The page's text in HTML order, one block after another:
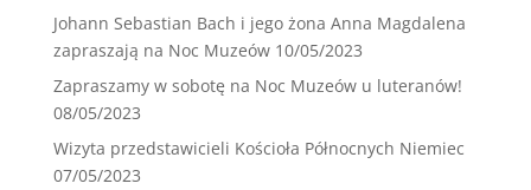
Johann Sebastian Bach i jego żona Anna Magdalena
zapraszają na Noc Muzeów 10/05/2023
Zapraszamy w sobotę na Noc Muzeów u luteranów!
08/05/2023
Wizyta przedstawicieli Kościoła Północnych Niemiec
07/05/2023